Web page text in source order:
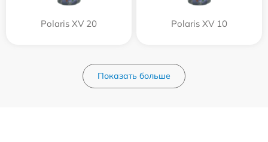
Polaris XV 20 Polaris XV 10
Показать больше